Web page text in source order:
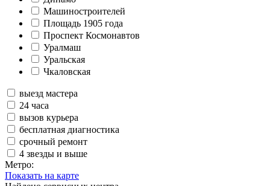
Машиностроителей
Площадь 1905 года
Проспект Космонавтов
Уралмаш
Уральская
Чкаловская
выезд мастера
24 часа
вызов курьера
бесплатная диагностика
срочный ремонт
4 звезды и выше
Метро:
Показать на карте